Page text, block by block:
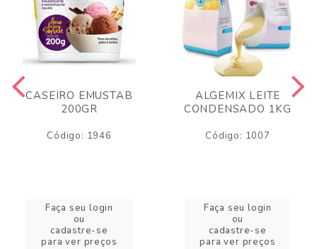
CASEIRO EMUSTAB
200GR
Código: 1946
Faça seu login
ou
cadastre-se
para ver preços
ALGEMIX LEITE
CONDENSADO 1KG
Código: 1007
Faça seu login
ou
cadastre-se
para ver preços